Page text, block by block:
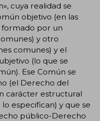
cuya realidad se
objetivo (en las
formado por un
y otro
comunes) y el
(lo que se
Ese Común se
(el Derecho del
carácter estructural
especifican) y que se
público-Derecho